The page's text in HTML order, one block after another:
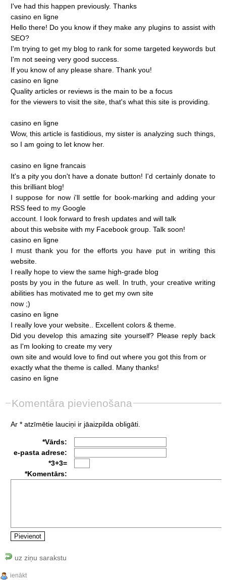
I've had this happen previously. Thanks
casino en ligne
Hello there! Do you know if they make any plugins to assist with
SEO?
I'm trying to get my blog to rank for some targeted keywords but
I'm not seeing very good success.
If you know of any please share. Thank you!
casino en ligne
Quality articles or reviews is the main to be a focus
for the viewers to visit the site, that's what this site is providing.
casino en ligne
Wow, this article is fastidious, my sister is analyzing such things,
so I am going to let know her.
casino en ligne francais
It's a pity you don't have a donate button! I'd certainly donate to
this brilliant blog!
I suppose for now i'll settle for book-marking and adding your
RSS feed to my Google
account. I look forward to fresh updates and will talk
about this website with my Facebook group. Talk soon!
casino en ligne
I must thank you for the efforts you have put in writing this
website.
I really hope to view the same high-grade blog
posts by you in the future as well. In truth, your creative writing
abilities has motivated me to get my own site
now ;)
casino en ligne
I really love your website.. Excellent colors & theme.
Did you develop this amazing site yourself? Please reply back
as I'm looking to create my very
own site and would love to find out where you got this from or
exactly what the theme is called. Many thanks!
casino en ligne
Komentāra pievienošana
Ar * atzīmētie lauciņi ir jāaizpilda obligāti.
*Vārds:
e-pasta adrese:
*3+3=
*Komentārs:
uz ziņu sarakstu
ienākt